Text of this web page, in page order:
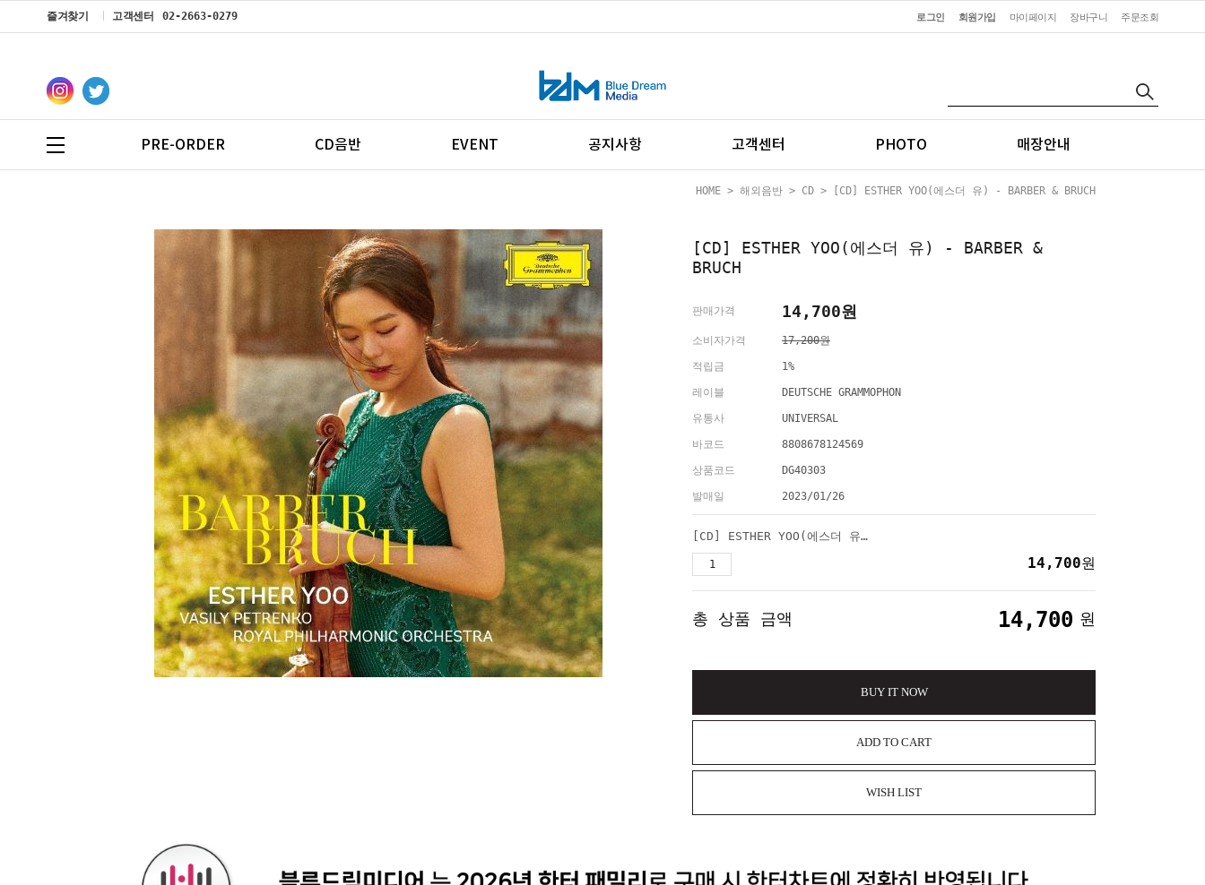
즐겨찾기 고객센터 02-2663-0279 로그인 회원가입 마이페이지 장바구니 주문조회
PRE-ORDER CD음반 EVENT 공지사항 고객센터 PHOTO 매장안내
HOME > 해외음반 > CD > [CD] ESTHER YOO(에스더 유) - BARBER & BRUCH
[CD] ESTHER YOO(에스더 유) - BARBER &
BRUCH
판매가격 14,700원
소비자가격 17,200원
적립금 1%
레이블 DEUTSCHE GRAMMOPHON
유통사 UNIVERSAL
바코드 8808678124569
상품코드 DG40303
발매일 2023/01/26
[CD] ESTHER YOO(에스더 유) - BARBER & BRUCH
14,700원
총 상품 금액 14,700 원
BUY IT NOW
ADD TO CART
WISH LIST